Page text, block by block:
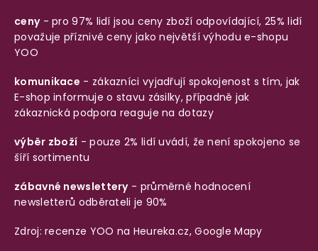
ceny- pro 97% lidí jsou ceny zboží odpovídající, 25% lidí
považuje příznivé ceny jako největší výhodu e-shopu
YOO
komunikace - zákazníci vyjadřují spokojenost s tím, jak
E-shop informuje o stavu zásilky, případně jak
zákaznická podpora reaguje na dotazy
výběr zboží - pouze 2% lidí uvádí, že není spokojeno se
šíří sortimentu
zábavné newslettery- průměrné hodnocení
newsletterů odběrateli je 90%
Zdroj: recenze YOO na Heureka.cz,Google Mapy